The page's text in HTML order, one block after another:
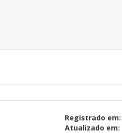
Registrado em:
Atualizado em: